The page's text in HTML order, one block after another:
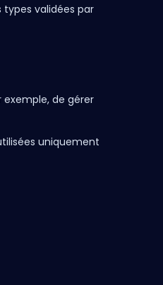
types validées par
de gérer
uniquement